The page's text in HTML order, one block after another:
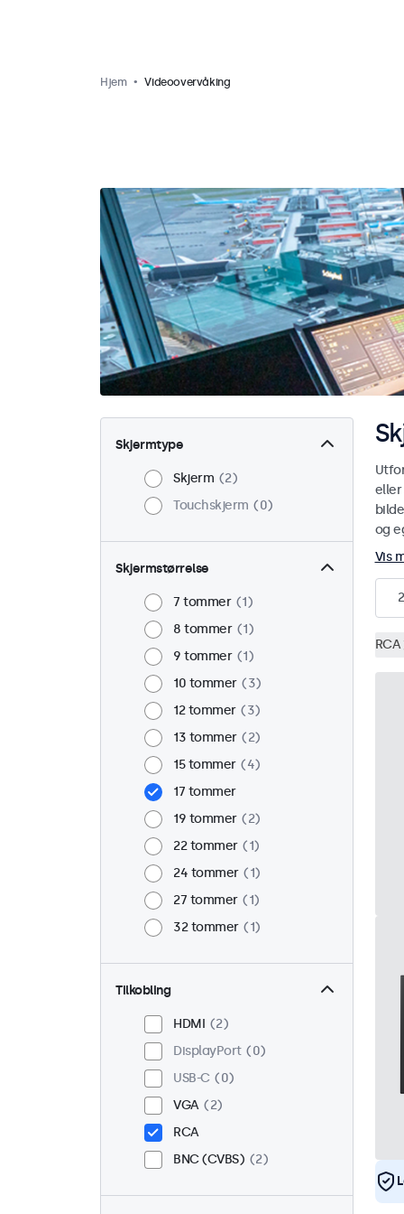
Hjem Videoovervåking
Skjermtype
Skjerm
2
Touchskjerm
0
Skjermstørrelse
7 tommer
1
8 tommer
1
9 tommer
1
10 tommer
3
12 tommer
3
13 tommer
2
15 tommer
4
17 tommer
19 tommer
2
22 tommer
1
24 tommer
1
27 tommer
1
32 tommer
1
Tilkobling
HDMI
2
DisplayPort
0
USB-C
0
VGA
2
RCA
BNC (CVBS)
2
eller
og
Vis
2
RCA